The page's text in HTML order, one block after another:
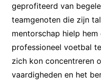
geprofiteerd van
teamgenoten die zijn
mentorschap hielp
professioneel voetbal
zich kon concentreren
vaardigheden en het